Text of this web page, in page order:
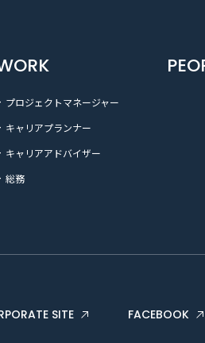
プロジェクトマネージャー
キャリアプランナー
キャリアアドバイザー
総務
SITE FACEBOOK